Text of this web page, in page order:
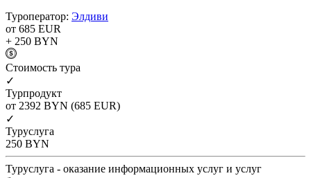
Туроператор: Элдиви
от 685 EUR
+ 250 BYN
Cтоимость тура
✓
Турпродукт
от 2392 BYN (685 EUR)
✓
Туруслуга
250 BYN
Туруслуга - оказание информационных услуг и услуг